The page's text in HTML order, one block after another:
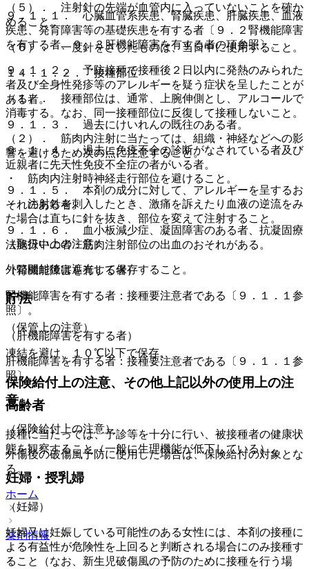
（５）． 注射針の先端が血管内に入っていないことを確か
めること。
（６）． 一度針をさしたものは、当日中に使用すること。
１４．１．２． 接種部位
（１）． 接種部位は、通常、上腕伸側とし、アルコールで
消毒する。なお、同一接種部位に反復して接種しないこと。
（２）． 筋肉内注射に当たっては、組織・神経などへの影
響を避けるため次の点に注意すること。
・ 筋肉内注射時神経走行部位を避けること。
・ 注射針を刺入したとき、激痛を訴えたり血液の逆流をみ
た場合は直ちに針を抜き、部位を変えて注射すること。
（取扱い上の注意）
外箱開封後は遮光して保存すること。
貯法
（保管上の注意）
凍結を避け、１０℃以下で保存。
保険給付上の注意、その他上記以外の使用上の注
意
（保険給付上の注意）
外傷後の破傷風予防に使用した場合は、保険給付の対象とな
る。
ホーム
薬剤情報
９．１．１． 心臓血管系疾患、腎臓疾患、肝臓疾患、血液
疾患、発育障害等の基礎疾患を有する者〔９．２腎機能障害
を有する者、９．３肝機能障害を有する者の項参照〕。
９．１．２． 予防接種で接種後２日以内に発熱のみられた
者及び全身性発疹等のアレルギーを疑う症状を呈したことが
ある者。
９．１．３． 過去にけいれんの既往のある者。
９．１．４． 過去に免疫不全の診断がなされている者及び
近親者に先天性免疫不全症の者がいる者。
９．１．５． 本剤の成分に対して、アレルギーを呈するお
それのある者。
９．１．６． 血小板減少症、凝固障害のある者、抗凝固療
法施行中の者：筋肉注射部位の出血のおそれがある。
（腎機能障害を有する者）
腎機能障害を有する者：接種要注意者である〔９．１．１参
照〕。
（肝機能障害を有する者）
肝機能障害を有する者：接種要注意者である〔９．１．１参
照〕。
高齢者
接種に当たっては、予診等を十分に行い、被接種者の健康状
態を観察すること（一般に生理機能が低下している）。
妊婦・授乳婦
（妊婦）
妊婦又は妊娠している可能性のある女性には、本剤の接種に
よる有益性が危険性を上回ると判断される場合にのみ接種す
ること（なお、新生児破傷風の予防のために接種を行う場